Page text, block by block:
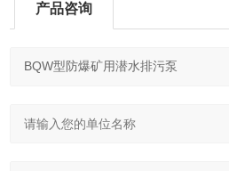
产品咨询